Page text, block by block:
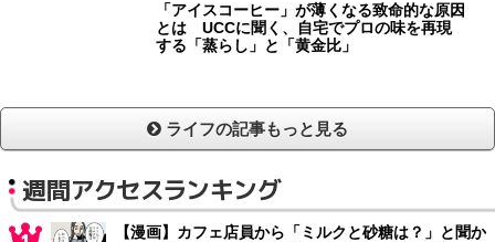
「アイスコーヒー」が薄くなる致命的な原因
とは UCCに聞く、自宅でプロの味を再現
する「蒸らし」と「黄金比」
ライフの記事もっと見る
週間アクセスランキング
【漫画】カフェ店員から「ミルクと砂糖は？」と聞か